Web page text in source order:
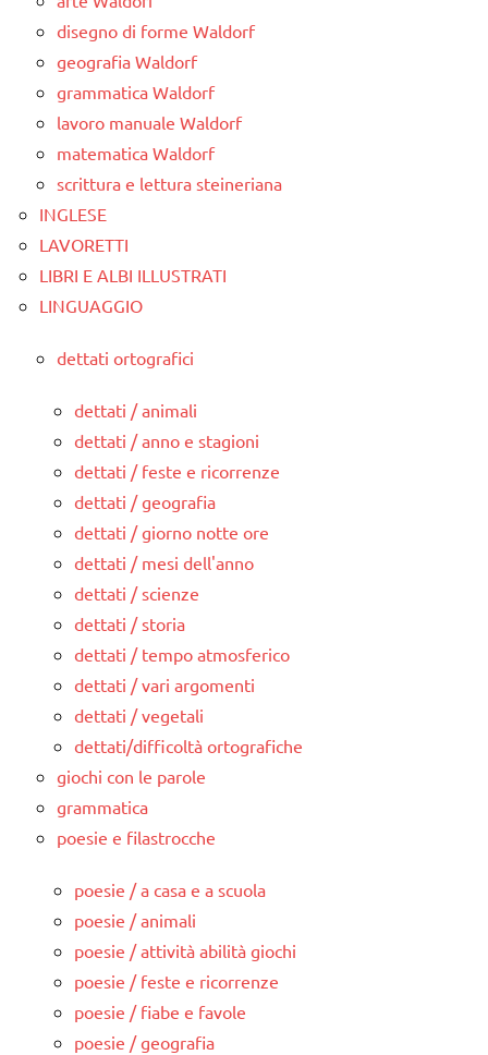
disegno di forme Waldorf
geografia Waldorf
grammatica Waldorf
lavoro manuale Waldorf
matematica Waldorf
scrittura e lettura steineriana
INGLESE
LAVORETTI
LIBRI E ALBI ILLUSTRATI
LINGUAGGIO
dettati ortografici
dettati / animali
dettati / anno e stagioni
dettati / feste e ricorrenze
dettati / geografia
dettati / giorno notte ore
dettati / mesi dell'anno
dettati / scienze
dettati / storia
dettati / tempo atmosferico
dettati / vari argomenti
dettati / vegetali
dettati/difficoltà ortografiche
giochi con le parole
grammatica
poesie e filastrocche
poesie / a casa e a scuola
poesie / animali
poesie / attività abilità giochi
poesie / feste e ricorrenze
poesie / fiabe e favole
poesie / geografia